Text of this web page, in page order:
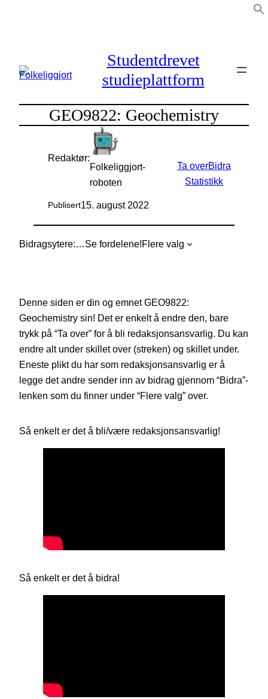
Studentdrevet
studieplattform
GEO9822: Geochemistry
Redaktør:
Folkeliggjort-
roboten
Publisert15. august 2022
Ta overBidra
Statistikk
Bidragsytere: Se fordelene!Flere valg
Denne siden er din og emnet GEO9822:
Geochemistry sin! Det er enkelt å endre den, bare
trykk på “Ta over” for å bli redaksjonsansvarlig. Du kan
endre alt under skillet over (streken) og skillet under.
Eneste plikt du har som redaksjonsansvarlig er å
legge det andre sender inn av bidrag gjennom “Bidra”-
lenken som du finner under “Flere valg” over.
Så enkelt er det å bli/være redaksjonsansvarlig!
Så enkelt er det å bidra!